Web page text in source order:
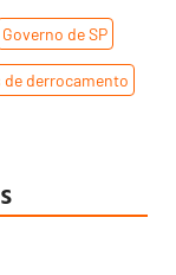
Governo de SP
de derrocamento